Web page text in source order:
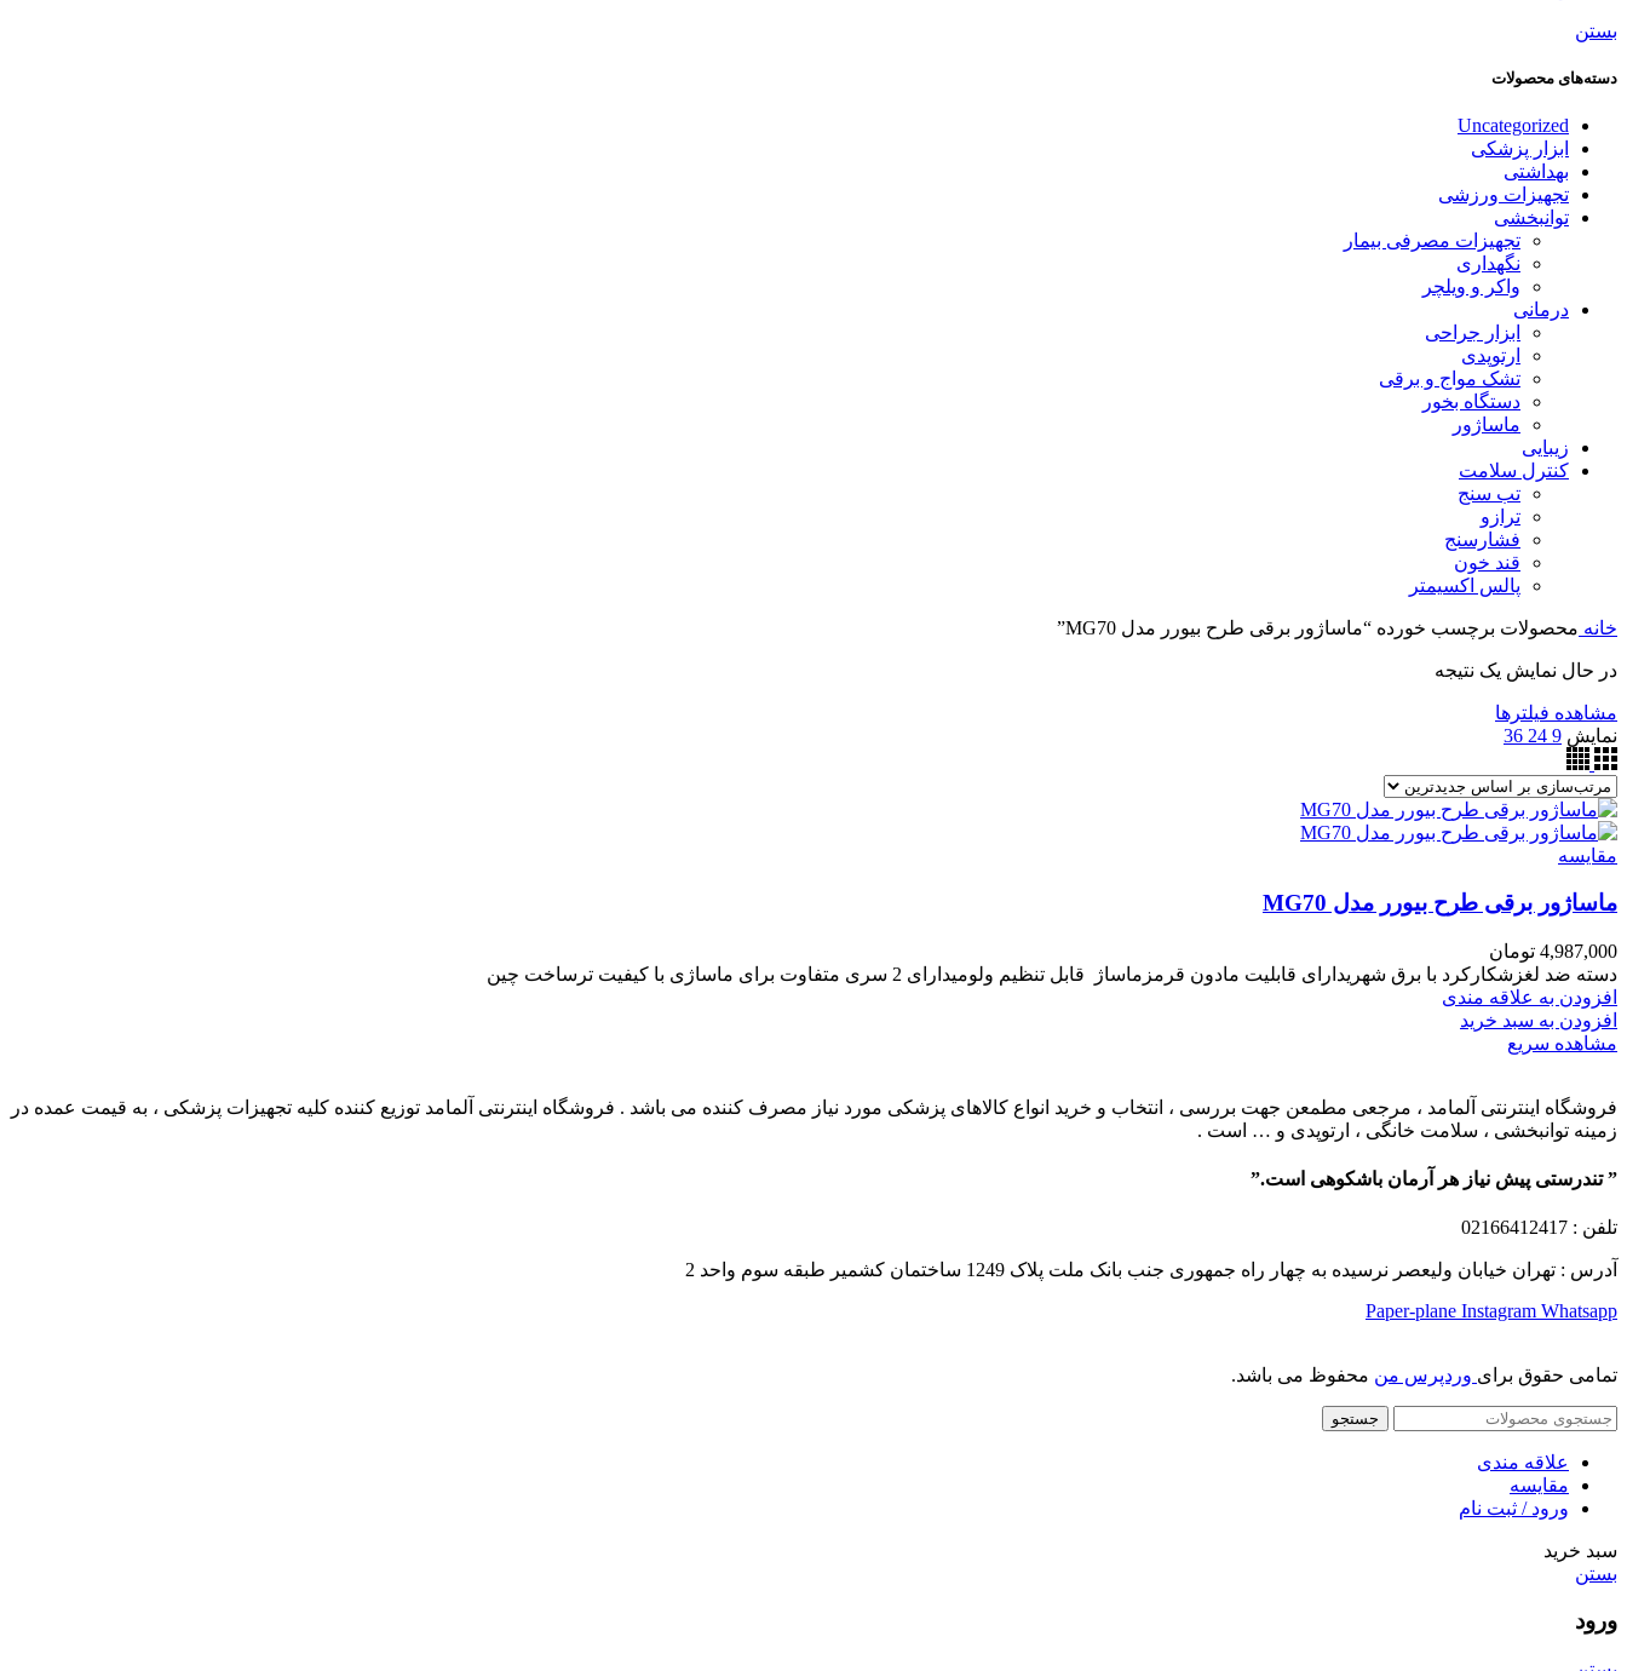
بستن
دسته‌های محصولات
Uncategorized
ابزار پزشکی
بهداشتی
تجهیزات ورزشی
توانبخشی
تجهیزات مصرفی بیمار
نگهداری
واکر و ویلچر
درمانی
ابزار جراحی
ارتوپدی
تشک مواج و برقی
دستگاه بخور
ماساژور
زیبایی
کنترل سلامت
تب سنج
ترازو
فشارسنج
قند خون
پالس اکسیمتر
خانه محصولات برچسب خورده “ماساژور برقی طرح بیورر مدل MG70”
در حال نمایش یک نتیجه
مشاهده فیلترها
نمایش 9
24
36
مقایسه
ماساژور برقی طرح بیورر مدل MG70
4,987,000 تومان
دسته ضد لغزشکارکرد با برق شهریدارای قابلیت مادون قرمزماساژ قابل تنظیم ولومیدارای 2 سری متفاوت برای ماساژی با کیفیت ترساخت چین
افزودن به علاقه مندی
افزودن به سبد خرید
مشاهده سریع
فروشگاه اینترنتی آلمامد ، مرجعی مطمعن جهت بررسی ، انتخاب و خرید انواع کالاهای پزشکی مورد نیاز مصرف کننده می باشد . فروشگاه اینترنتی آلمامد توزیع کننده کلیه تجهیزات پزشکی ، به قیمت عمده در
زمینه توانبخشی ، سلامت خانگی ، ارتوپدی و … است .
” تندرستی پیش نیاز هر آرمان باشکوهی است.”
تلفن : 02166412417
آدرس : تهران خیابان ولیعصر نرسیده به چهار راه جمهوری جنب بانک ملت پلاک 1249 ساختمان کشمیر طبقه سوم واحد 2
Paper-plane Instagram Whatsapp
تمامی حقوق برای وردپرس من محفوظ می باشد.
جستجو
علاقه مندی
مقایسه
ورود / ثبت نام
سبد خرید
بستن
ورود